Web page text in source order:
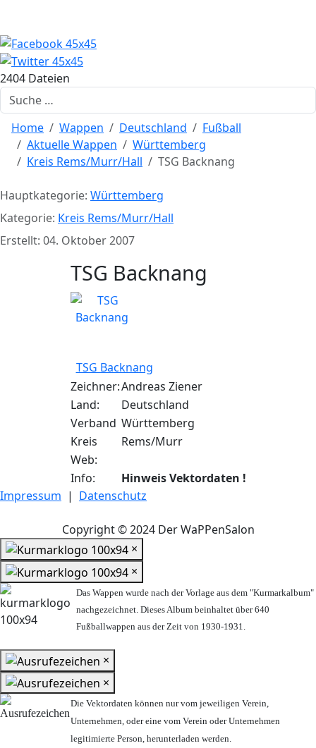
2404 Dateien
Suchen
Home Wappen Deutschland
Fußball
Aktuelle Wappen
Württemberg
Kreis Rems/Murr/Hall
TSG Backnang
Hauptkategorie: Württemberg
Kategorie: Kreis Rems/Murr/Hall
Erstellt: 04. Oktober 2007
TSG Backnang
TSG Backnang
Zeichner:Andreas Ziener
Land:
Deutschland
Verband Württemberg
Kreis
Rems/Murr
Web:
Info:
Hinweis Vektordaten !
Impressum | Datenschutz
Copyright © 2024 Der WaPPenSalon
×
×
Das Wappen wurde nach der Vorlage aus dem "Kurmarkalbum"
nachgezeichnet. Dieses Album beinhaltet über 640
Fußballwappen aus der Zeit von 1930-1931.
×
×
Die Vektordaten können nur vom jeweiligen Verein,
Unternehmen, oder eine vom Verein oder Unternehmen
legitimierte Person, herunterladen werden.